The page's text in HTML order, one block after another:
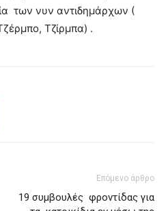
των νυν αντιδημάρχων (
Τζίρμπα) .
Επόμενο άρθρο
19 συμβουλές φροντίδας για